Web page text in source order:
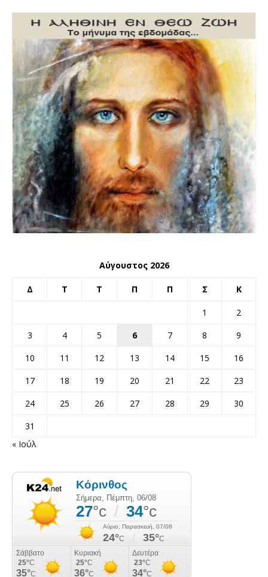
Αύγουστος 2026
Δ Τ Τ Π Π Σ Κ
1
2
3
4 5 6 7 8
9
10
11 12 13 14 15
16
17
18 19 20 21 22
23
24
25 26 27 28 29
30
31
« Ιούλ